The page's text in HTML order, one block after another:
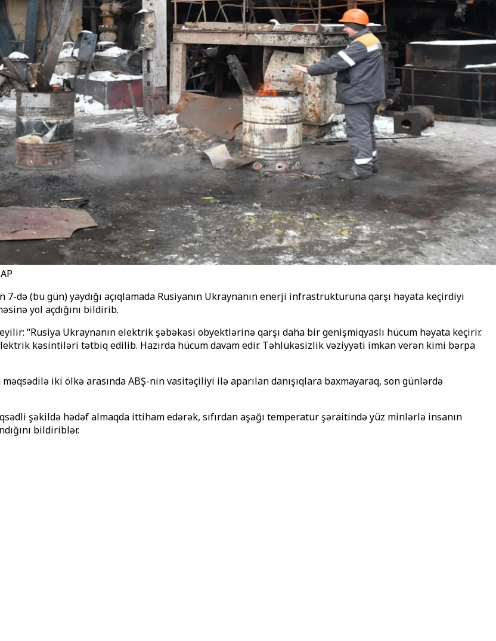
də (bu gün) yaydığı açıqlamada Rusiyanın Ukraynanın enerji infrastrukturuna qarşı həyata keçirdiyi
yol açdığını bildirib.
“Rusiya Ukraynanın elektrik şəbəkəsi obyektlərinə qarşı daha bir genişmiqyaslı hücum həyata keçirir.
kəsintiləri tətbiq edilib. Hazırda hücum davam edir. Təhlükəsizlik vəziyyəti imkan verən kimi bərpa
iki ölkə arasında ABŞ-nin vasitəçiliyi ilə aparılan danışıqlara baxmayaraq, son günlərdə
şəkildə hədəf almaqda ittiham edərək, sıfırdan aşağı temperatur şəraitində yüz minlərlə insanın
bildiriblər.